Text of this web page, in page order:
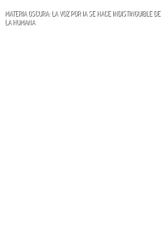
MATERIA OSCURA: LA VOZ POR IA SE HACE INDISTINGUIBLE DE
LA HUMANA